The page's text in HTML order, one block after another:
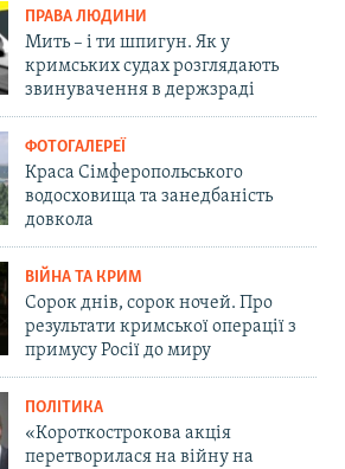
ПРАВА ЛЮДИНИ
Мить – і ти шпигун. Як у
кримських судах розглядають
звинувачення в держзраді
ФОТОГАЛЕРЕЇ
Краса Сімферопольського
водосховища та занедбаність
довкола
ВІЙНА ТА КРИМ
Сорок днів, сорок ночей. Про
результати кримської операції з
примусу Росії до миру
ПОЛІТИКА
«Короткострокова акція
перетворилася на війну на